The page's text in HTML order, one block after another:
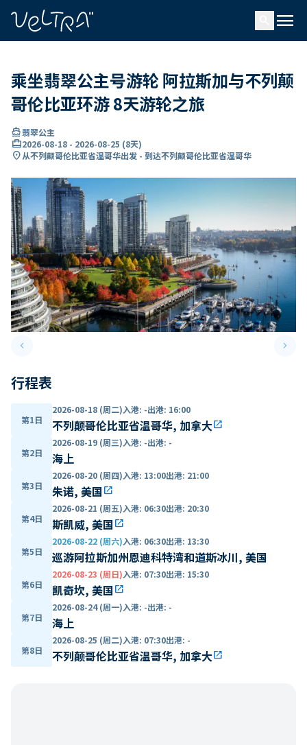
menu
乘坐翡翠公主号游轮 阿拉斯加与不列颠
哥伦比亚环游 8天游轮之旅
directions_boat翡翠公主
card_travel2026-08-18 - 2026-08-25 (8天)
location_on从不列颠哥伦比亚省温哥华出发 - 到达不列颠哥伦比亚省温哥华
keyboard_arrow_leftPrevious slide keyboard_arrow_right
行程表
第1日
2026-08-18 (周二)入港: -出港: 16:00
不列颠哥伦比亚省温哥华, 加拿大open_in_new
第2日
2026-08-19 (周三)入港: -出港: -
海上
第3日
2026-08-20 (周四)入港: 13:00出港: 21:00
朱诺, 美国open_in_new
第4日
2026-08-21 (周五)入港: 06:30出港: 20:30
斯凯威, 美国open_in_new
第5日
2026-08-22 (周六)入港: 06:30出港: 13:30
巡游阿拉斯加州恩迪科特湾和道斯冰川, 美国
第6日
2026-08-23 (周日)入港: 07:30出港: 15:30
凯奇坎, 美国open_in_new
第7日
2026-08-24 (周一)入港: -出港: -
海上
第8日
2026-08-25 (周二)入港: 07:30出港: -
不列颠哥伦比亚省温哥华, 加拿大open_in_new